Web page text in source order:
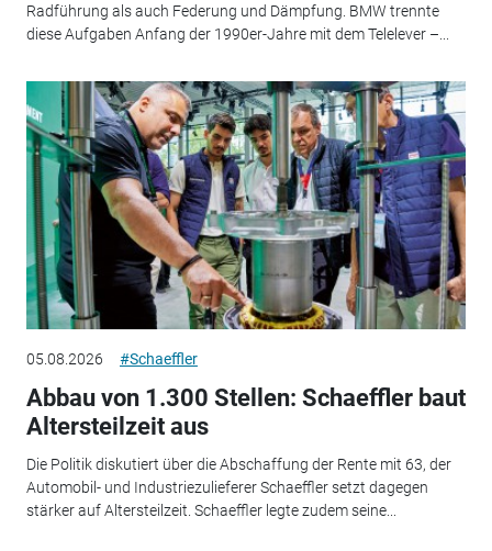
Radführung als auch Federung und Dämpfung. BMW trennte
diese Aufgaben Anfang der 1990er-Jahre mit dem Telelever –...
05.08.2026 #Schaeffler
Abbau von 1.300 Stellen: Schaeffler baut
Altersteilzeit aus
Die Politik diskutiert über die Abschaffung der Rente mit 63, der
Automobil- und Industriezulieferer Schaeffler setzt dagegen
stärker auf Altersteilzeit. Schaeffler legte zudem seine...